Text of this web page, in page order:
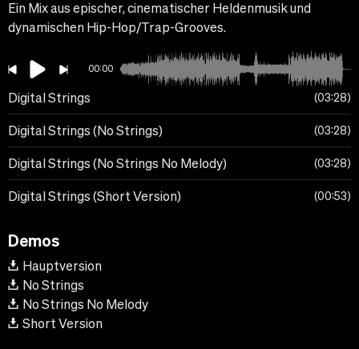
Ein Mix aus epischer, cinematischer Heldenmusik und
dynamischen Hip-Hop/Trap-Grooves.
00:00
Digital Strings 03:28
Digital Strings (No Strings) 03:28
Digital Strings (No Strings No Melody) 03:28
Digital Strings (Short Version) 00:53
Demos
Hauptversion
No Strings
No Strings No Melody
Short Version